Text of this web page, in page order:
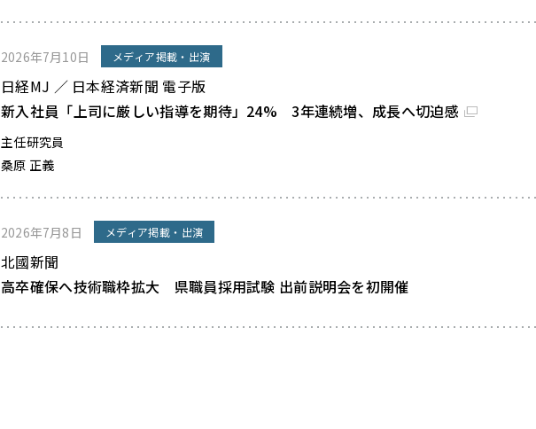
2026年7月10日 メディア掲載・出演
日経MJ ／ 日本経済新聞 電子版
新入社員「上司に厳しい指導を期待」24% 3年連続増、成長へ切迫感
主任研究員
桑原 正義
2026年7月8日 メディア掲載・出演
北國新聞
高卒確保へ技術職枠拡大 県職員採用試験 出前説明会を初開催